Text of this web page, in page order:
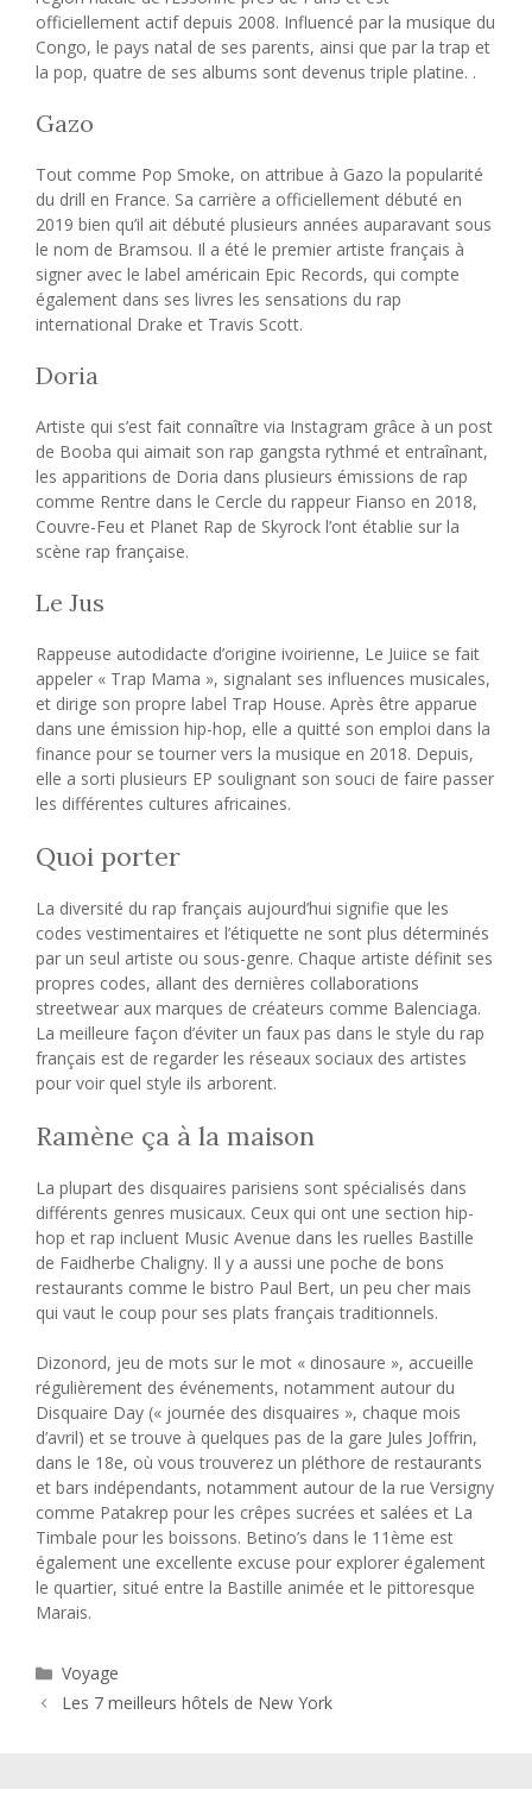
officiellement actif depuis 2008. Influencé par la musique du
Congo, le pays natal de ses parents, ainsi que par la trap et
la pop, quatre de ses albums sont devenus triple platine. .
Gazo
Tout comme Pop Smoke, on attribue à Gazo la popularité
du drill en France. Sa carrière a officiellement débuté en
2019 bien qu’il ait débuté plusieurs années auparavant sous
le nom de Bramsou. Il a été le premier artiste français à
signer avec le label américain Epic Records, qui compte
également dans ses livres les sensations du rap
international Drake et Travis Scott.
Doria
Artiste qui s’est fait connaître via Instagram grâce à un post
de Booba qui aimait son rap gangsta rythmé et entraînant,
les apparitions de Doria dans plusieurs émissions de rap
comme Rentre dans le Cercle du rappeur Fianso en 2018,
Couvre-Feu et Planet Rap de Skyrock l’ont établie sur la
scène rap française.
Le Jus
Rappeuse autodidacte d’origine ivoirienne, Le Juiice se fait
appeler « Trap Mama », signalant ses influences musicales,
et dirige son propre label Trap House. Après être apparue
dans une émission hip-hop, elle a quitté son emploi dans la
finance pour se tourner vers la musique en 2018. Depuis,
elle a sorti plusieurs EP soulignant son souci de faire passer
les différentes cultures africaines.
Quoi porter
La diversité du rap français aujourd’hui signifie que les
codes vestimentaires et l’étiquette ne sont plus déterminés
par un seul artiste ou sous-genre. Chaque artiste définit ses
propres codes, allant des dernières collaborations
streetwear aux marques de créateurs comme Balenciaga.
La meilleure façon d’éviter un faux pas dans le style du rap
français est de regarder les réseaux sociaux des artistes
pour voir quel style ils arborent.
Ramène ça à la maison
La plupart des disquaires parisiens sont spécialisés dans
différents genres musicaux. Ceux qui ont une section hip-
hop et rap incluent Music Avenue dans les ruelles Bastille
de Faidherbe Chaligny. Il y a aussi une poche de bons
restaurants comme le bistro Paul Bert, un peu cher mais
qui vaut le coup pour ses plats français traditionnels.
Dizonord, jeu de mots sur le mot « dinosaure », accueille
régulièrement des événements, notamment autour du
Disquaire Day (« journée des disquaires », chaque mois
d’avril) et se trouve à quelques pas de la gare Jules Joffrin,
dans le 18e, où vous trouverez un pléthore de restaurants
et bars indépendants, notamment autour de la rue Versigny
comme Patakrep pour les crêpes sucrées et salées et La
Timbale pour les boissons. Betino’s dans le 11ème est
également une excellente excuse pour explorer également
le quartier, situé entre la Bastille animée et le pittoresque
Marais.
Catégories
Voyage
Les 7 meilleurs hôtels de New York